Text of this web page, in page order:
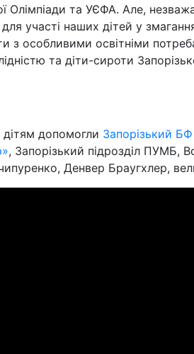
Олімпіади та УЄФА. Але,
участі наших дітей у
з особливими освітніми
та діти-сироти
дітям допомогли Запорізький
, Запорізький підрозділ ПУМБ,
Денвер Браугхлер,